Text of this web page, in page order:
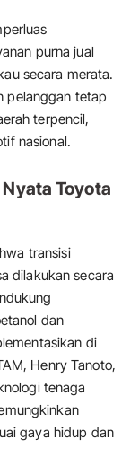
purna jual
secara merata.
pelanggan tetap
terpencil,
nasional.
Toyota
transisi
dilakukan secara
dan
di
Henry Tanoto,
tenaga
gaya hidup dan